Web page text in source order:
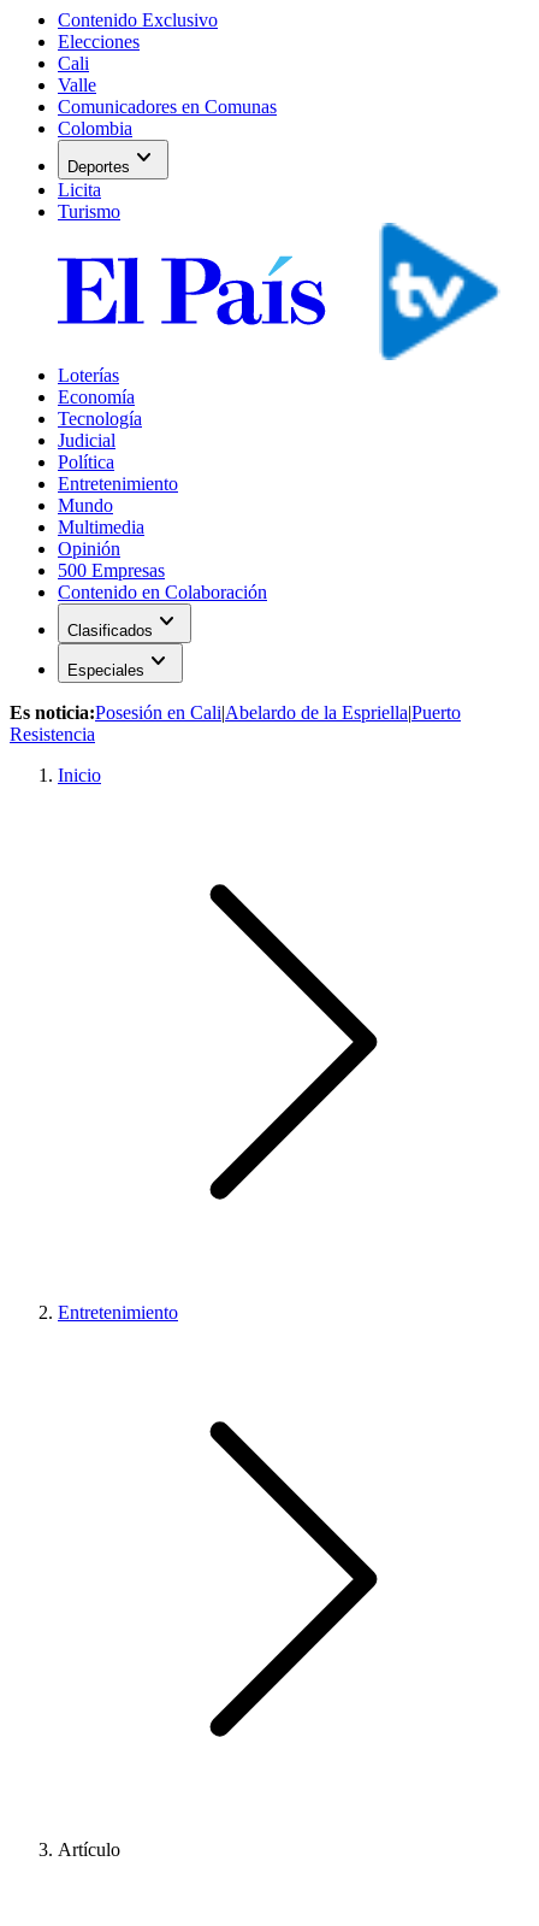
Contenido Exclusivo
Elecciones
Cali
Valle
Comunicadores en Comunas
Colombia
Deportes expand_more
Licita
Turismo
Loterías
Economía
Tecnología
Judicial
Política
Entretenimiento
Mundo
Multimedia
Opinión
500 Empresas
Contenido en Colaboración
Clasificados expand_more
Especiales expand_more
Es noticia:Posesión en Cali|Abelardo de la Espriella|Puerto
Resistencia
Inicio
Entretenimiento
Artículo